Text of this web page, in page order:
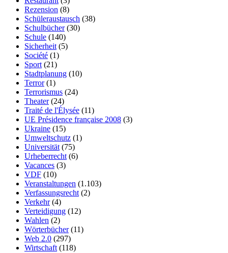
Rezension (8)
Schüleraustausch (38)
Schulbücher(30)
Schule (140)
Sicherheit (5)
Société (1)
Sport (21)
Stadtplanung (10)
Terror(1)
Terrorismus (24)
Theater(24)
Traité de l'Élysée (11)
UE Présidence française 2008 (3)
Ukraine (15)
Umweltschutz (1)
Universität (75)
Urheberrecht (6)
Vacances (3)
VDF (10)
Veranstaltungen (1.103)
Verfassungsrecht (2)
Verkehr(4)
Verteidigung (12)
Wahlen (2)
Wörterbücher(11)
Web 2.0 (297)
Wirtschaft (118)